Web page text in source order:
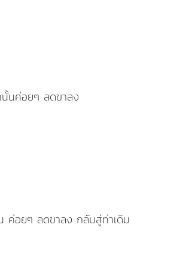
นั้นค่อยๆ ลดขาลง
ค่อยๆ ลดขาลง กลับสู่ท่าเดิม